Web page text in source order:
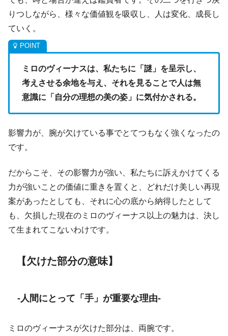
りつしながら、様々な価値観を吸収し、人は変化、成長し
ていく。
ミロのヴィーナスは、私たちに「謎」を呈示し、
考えさせる余地を与え、それを見ることで人は無
意識に「自分の理想の美の姿」に気付かされる。
影響力が、腕が欠けている事でとてつもなく強くなったの
です。
だからこそ、その影響力が強い、私たちに訴えかけてくる
力が強いことの価値に重きを置くと、どれだけ美しい再現
案があったとしても、それに心の底から納得したとして
も、欠損した現在のミロのヴィーナス以上の魅力は、決し
て生まれてこないわけです。
【欠けた部分の意味】
-人間にとって「手」が重要な理由-
ミロのヴィーナスが欠けた部分は、両腕です。